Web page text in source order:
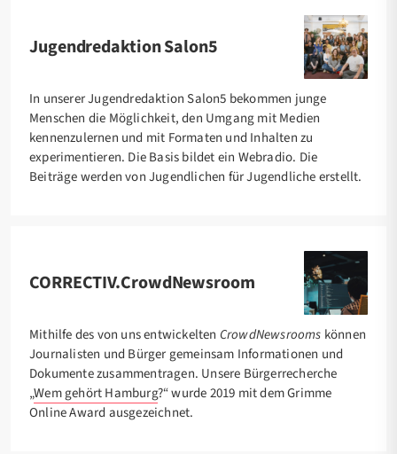
Jugendredaktion Salon5​
In unserer Jugendredaktion Salon5 bekommen junge
Menschen die Möglichkeit, den Umgang mit Medien
kennenzulernen und mit Formaten und Inhalten zu
experimentieren. Die Basis bildet ein Webradio. Die
Beiträge werden von Jugendlichen für Jugendliche erstellt.
CORRECTIV.CrowdNewsroom
Mithilfe des von uns entwickelten CrowdNewsrooms können
Journalisten und Bürger gemeinsam Informationen und
Dokumente zusammentragen. Unsere Bürgerrecherche
„Wem gehört Hamburg?“ wurde 2019 mit dem Grimme
Online Award ausgezeichnet.